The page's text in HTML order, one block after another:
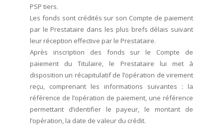
PSP tiers.
Les fonds sont crédités sur son Compte de paiement
par le Prestataire dans les plus brefs délais suivant
leur réception effective par le Prestataire.
Après inscription des fonds sur le Compte de
paiement du Titulaire, le Prestataire lui met à
disposition un récapitulatif de l’opération de virement
reçu, comprenant les informations suivantes : la
référence de l’opération de paiement, une référence
permettant d’identifier le payeur, le montant de
l’opération, la date de valeur du crédit.